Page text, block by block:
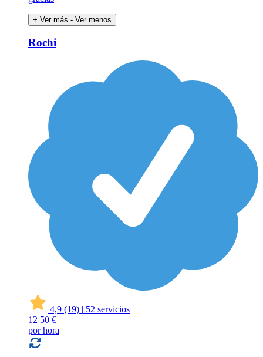
+ Ver más - Ver menos
Rochi
4,9 (19) | 52 servicios
12 50 €
por hora